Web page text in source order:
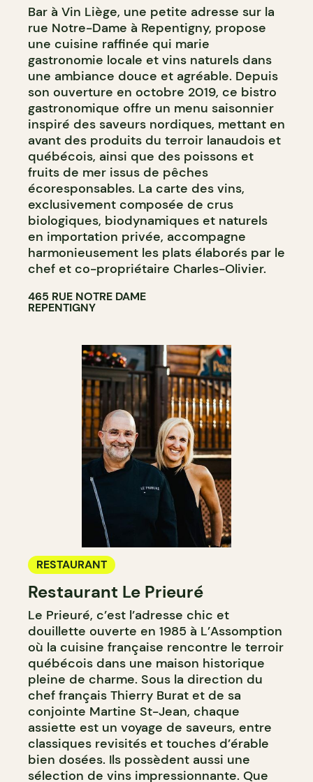
Bar à Vin Liège, une petite adresse sur la
rue Notre-Dame à Repentigny, propose
une cuisine raffinée qui marie
gastronomie locale et vins naturels dans
une ambiance douce et agréable. Depuis
son ouverture en octobre 2019, ce bistro
gastronomique offre un menu saisonnier
inspiré des saveurs nordiques, mettant en
avant des produits du terroir lanaudois et
québécois, ainsi que des poissons et
fruits de mer issus de pêches
écoresponsables. La carte des vins,
exclusivement composée de crus
biologiques, biodynamiques et naturels
en importation privée, accompagne
harmonieusement les plats élaborés par le
chef et co-propriétaire Charles-Olivier.
465 RUE NOTRE DAME
REPENTIGNY
RESTAURANT
Restaurant Le Prieuré
Le Prieuré, c’est l’adresse chic et
douillette ouverte en 1985 à L’Assomption
où la cuisine française rencontre le terroir
québécois dans une maison historique
pleine de charme. Sous la direction du
chef français Thierry Burat et de sa
conjointe Martine St-Jean, chaque
assiette est un voyage de saveurs, entre
classiques revisités et touches d’érable
bien dosées. Ils possèdent aussi une
sélection de vins impressionnante. Que